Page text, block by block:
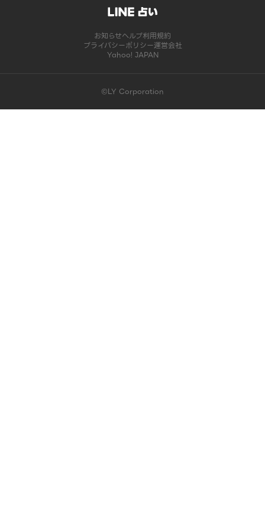
お知らせヘルプ利用規約
プライバシーポリシー運営会社
Yahoo! JAPAN
©LY Corporation
このコンテンツは掲載が終了しました | LINE占い